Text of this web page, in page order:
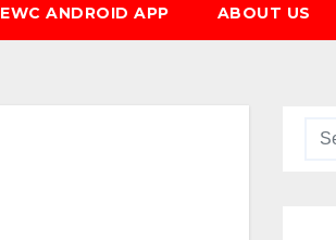
EWC ANDROID APP ABOUT US